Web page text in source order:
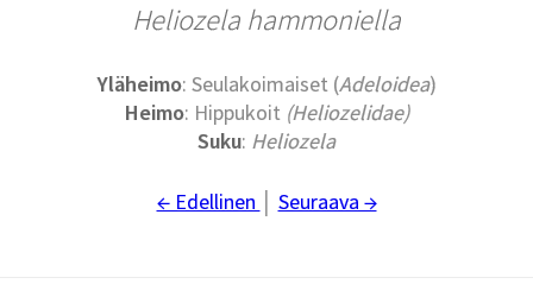
Heliozela hammoniella
Yläheimo: Seulakoimaiset (Adeloidea)
Heimo: Hippukoit (Heliozelidae)
Suku: Heliozela
← Edellinen Seuraava →